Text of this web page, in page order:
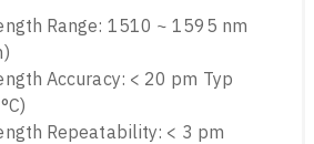
Range: 1510 ~ 1595 nm
Accuracy: < 20 pm Typ
Repeatability: < 3 pm